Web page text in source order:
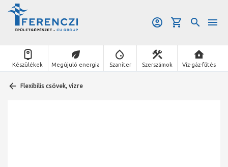
Készülékek Megújuló energia Szaniter Szerszámok Víz-gáz-fűtés
Flexibilis csövek, vízre